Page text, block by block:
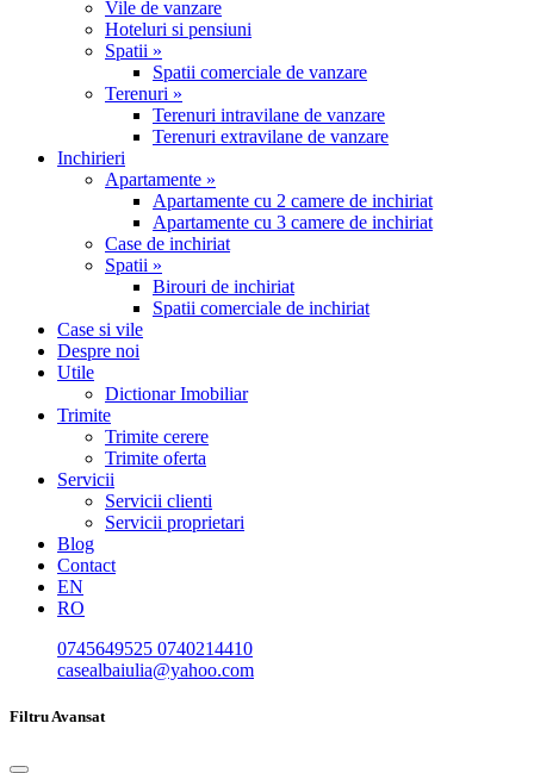
Vile de vanzare
Hoteluri si pensiuni
Spatii »
Spatii comerciale de vanzare
Terenuri »
Terenuri intravilane de vanzare
Terenuri extravilane de vanzare
Inchirieri
Apartamente »
Apartamente cu 2 camere de inchiriat
Apartamente cu 3 camere de inchiriat
Case de inchiriat
Spatii »
Birouri de inchiriat
Spatii comerciale de inchiriat
Case si vile
Despre noi
Utile
Dictionar Imobiliar
Trimite
Trimite cerere
Trimite oferta
Servicii
Servicii clienti
Servicii proprietari
Blog
Contact
EN
RO
0745649525 0740214410
casealbaiulia@yahoo.com
Filtru Avansat